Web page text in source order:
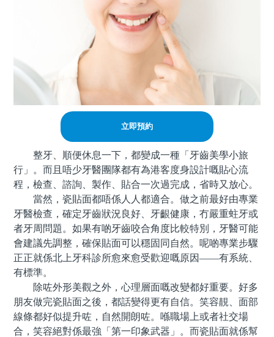
立即預約
整牙、順便休息一下，都變成一種「牙齒美學小旅
行」。而且唔少牙醫團隊都有為港客度身設計嘅貼心流
程，檢查、諮詢、製作、貼合一次過完成，省時又放心。
當然，瓷貼面都唔係人人都適合。做之前最好由專業
牙醫檢查，確定牙齒狀況良好、牙齦健康，冇嚴重蛀牙或
者牙周問題。如果有啲牙齒咬合角度比較特別，牙醫可能
會建議先調整，確保貼面可以穩固同自然。呢啲專業步驟
正正就係北上牙科診所愈來愈受歡迎嘅原因——有系統、
有標準。
除咗外形美觀之外，心理層面嘅改變都好重要。好多
朋友做完瓷貼面之後，都話變得更有自信。笑容靚、面部
線條都好似提升咗，自然開朗咗。喺職場上或者社交場
合，笑容絕對係最強「第一印象武器」。而瓷貼面就係幫